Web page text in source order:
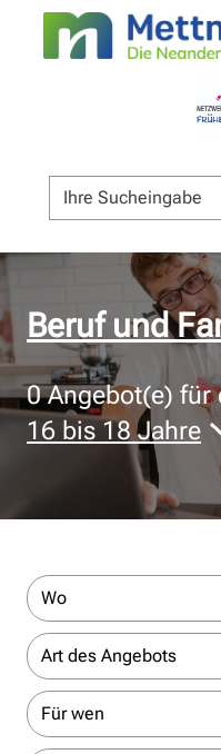
© Bildnachweis
Beruf und
0Angebot(e) für
16 bis 18 Jahre
Wo
Art des Angebots
Für wen